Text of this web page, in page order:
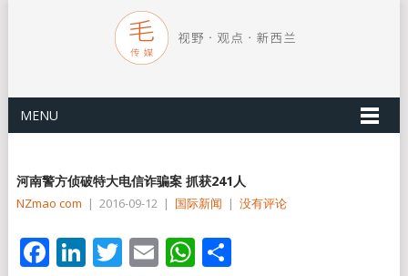
MENU
河南警方侦破特大电信诈骗案 抓获241人
NZmao com | 2016-09-12 | 国际新闻 | 没有评论
Facebook
LinkedIn
Twitter
EmailWhatsApp
分